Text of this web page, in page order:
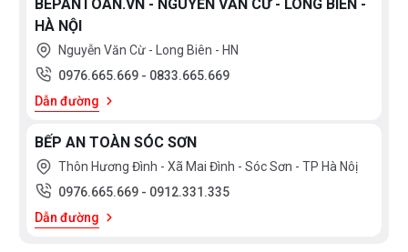
bếp, Khóa điều khiển khi vệ sinh mặt bếp, Các cài đặt
công suất nấu tối đa cho bếp và nhiều tính năng an
toàn khác.
THÔNG TIN CHI TIẾT SẢN PHẨM
BEPANTOAN.VN - NGUYỄN VĂN CỪ - LONG BIÊN -
HÀ NỘI
Nguyễn Văn Cừ - Long Biên - HN
0976.665.669 - 0833.665.669
Dẫn đường
BẾP AN TOÀN SÓC SƠN
Thôn Hương Đình - Xã Mai Đình - Sóc Sơn - TP Hà Nôị
0976.665.669 - 0912.331.335
Dẫn đường